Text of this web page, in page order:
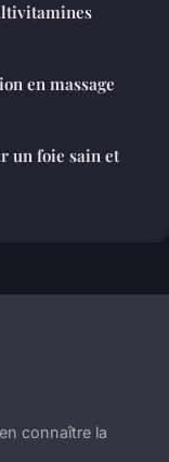
en massage
un foie sain et
connaître la